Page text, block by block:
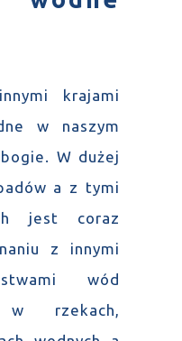
krajami
w naszym
W dużej
a z tymi
jest coraz
z innymi
wód
w rzekach,